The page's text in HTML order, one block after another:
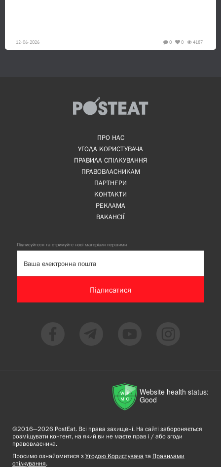
12-06-2026 4187
0
0
ПРО НАС
УГОДА КОРИСТУВАЧА
ПРАВИЛА СПІЛКУВАННЯ
ПРАВОВЛАСНИКАМ
ПАРТНЕРИ
КОНТАКТИ
РЕКЛАМА
ВАКАНСІЇ
Підписуйтеся та отримуйте нові матеріали першими
Підписатися
Website health status:
Good
©2016—2026 PostEat. Всі права захищені. На сайті забороняється
розміщувати контент, на який ви не маєте прав і / або згоди
правовласника.
Просимо ознайомитися з Угодою Користувача та Правилами
спілкування.